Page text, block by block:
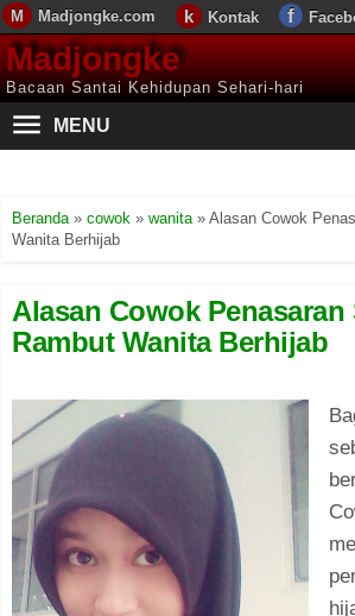
Madjongke.com Kontak
Madjongke
Bacaan Santai Kehidupan Sehari-hari
MENU
Beranda» cowok » wanita» Alasan Cowok
Wanita Berhijab
Alasan Cowok Penasaran
Rambut Wanita Berhijab